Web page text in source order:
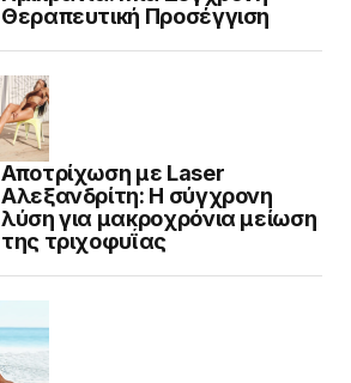
Θεραπευτική Προσέγγιση
Αποτρίχωση με Laser
Αλεξανδρίτη: Η σύγχρονη
λύση για μακροχρόνια μείωση
της τριχοφυΐας